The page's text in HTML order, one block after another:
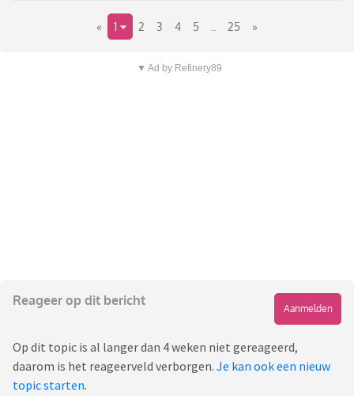
« 1 2 3 4 5 25 »
▼ Ad by Refinery89
Reageer op dit bericht
Aanmelden
Op dit topic is al langer dan 4 weken niet gereageerd,
daarom is het reageerveld verborgen. Je kan ook een nieuw
topic starten.